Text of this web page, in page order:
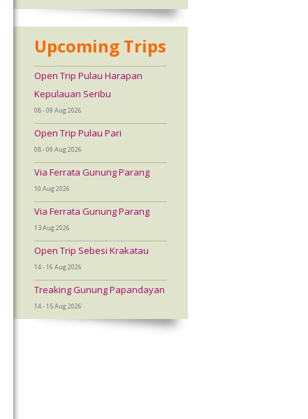
Upcoming Trips
Open Trip Pulau Harapan
Kepulauan Seribu
08 - 09 Aug 2026
Open Trip Pulau Pari
08 - 09 Aug 2026
Via Ferrata Gunung Parang
10 Aug 2026
Via Ferrata Gunung Parang
13 Aug 2026
Open Trip Sebesi Krakatau
14 - 16 Aug 2026
Treaking Gunung Papandayan
14 - 15 Aug 2026